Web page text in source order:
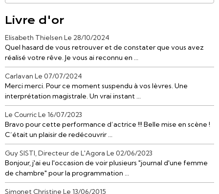
Livre d'or
Elisabeth Thielsen Le 28/10/2024
Quel hasard de vous retrouver et de constater que vous avez
réalisé votre rêve. Je vous ai reconnu en ...
Carlavan Le 07/07/2024
Merci merci. Pour ce moment suspendu à vos lèvres. Une
interprétation magistrale. Un vrai instant ...
Le CourricLe 16/07/2023
Bravo pour cette performance d’actrice !!! Belle mise en scène !
C’était un plaisir de redécouvrir ...
Guy SISTI, Directeur de L'Agora Le 02/06/2023
Bonjour, j'ai eu l'occasion de voir plusieurs "journal d'une femme
de chambre" pour la programmation ...
Simonet Christine Le 13/06/2015